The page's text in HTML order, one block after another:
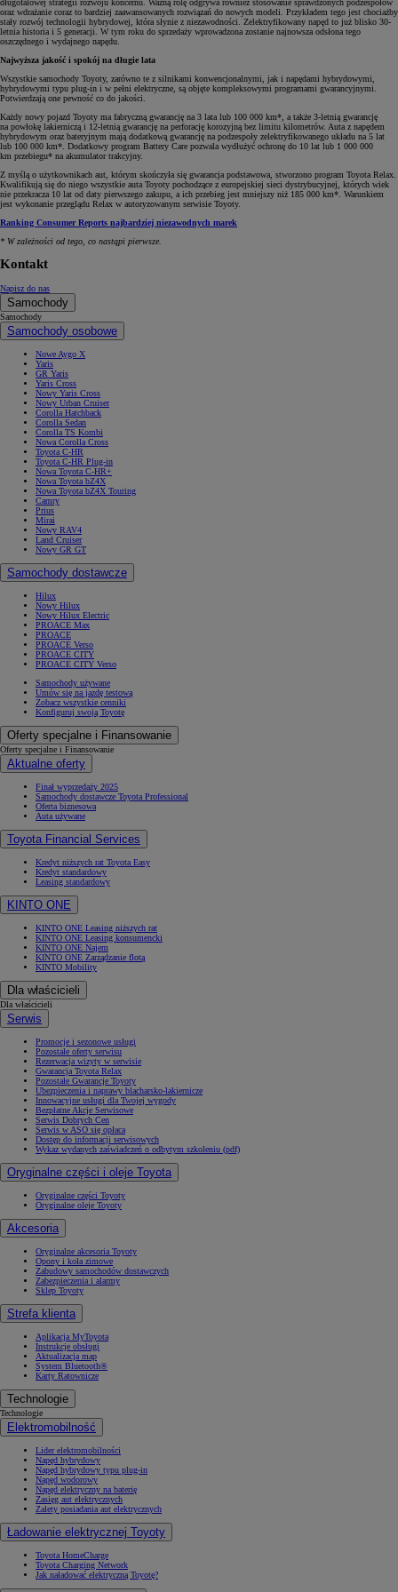
długofalowej strategii rozwoju koncernu. Ważną rolę odgrywa również stosowanie sprawdzonych podzespołów
oraz wdrażanie coraz to bardziej zaawansowanych rozwiązań do nowych modeli. Przykładem tego jest chociażby
stały rozwój technologii hybrydowej, która słynie z niezawodności. Zelektryfikowany napęd to już blisko 30-
letnia historia i 5 generacji. W tym roku do sprzedaży wprowadzona zostanie najnowsza odsłona tego
oszczędnego i wydajnego napędu.
Najwyższa jakość i spokój na długie lata
Wszystkie samochody Toyoty, zarówno te z silnikami konwencjonalnymi, jak i napędami hybrydowymi,
hybrydowymi typu plug-in i w pełni elektryczne, są objęte kompleksowymi programami gwarancyjnymi.
Potwierdzają one pewność co do jakości.
Każdy nowy pojazd Toyoty ma fabryczną gwarancję na 3 lata lub 100 000 km*, a także 3-letnią gwarancję
na powłokę lakierniczą i 12-letnią gwarancję na perforację korozyjną bez limitu kilometrów. Auta z napędem
hybrydowym oraz bateryjnym mają dodatkową gwarancję na podzespoły zelektryfikowanego układu na 5 lat
lub 100 000 km*. Dodatkowy program Battery Care pozwala wydłużyć ochronę do 10 lat lub 1 000 000
km przebiegu* na akumulator trakcyjny.
Z myślą o użytkownikach aut, którym skończyła się gwarancja podstawowa, stworzono program Toyota Relax.
Kwalifikują się do niego wszystkie auta Toyoty pochodzące z europejskiej sieci dystrybucyjnej, których wiek
nie przekracza 10 lat od daty pierwszego zakupu, a ich przebieg jest mniejszy niż 185 000 km*. Warunkiem
jest wykonanie przeglądu Relax w autoryzowanym serwisie Toyoty.
Ranking Consumer Reports najbardziej niezawodnych marek
* W zależności od tego, co nastąpi pierwsze.
Kontakt
Napisz do nas
Samochody
Samochody
Samochody osobowe
Nowe Aygo X
Yaris
GR Yaris
Yaris Cross
Nowy Yaris Cross
Nowy Urban Cruiser
Corolla Hatchback
Corolla Sedan
Corolla TS Kombi
Nowa Corolla Cross
Toyota C-HR
Toyota C-HR Plug-in
Nowa Toyota C-HR+
Nowa Toyota bZ4X
Nowa Toyota bZ4X Touring
Camry
Prius
Mirai
Nowy RAV4
Land Cruiser
Nowy GR GT
Samochody dostawcze
Hilux
Nowy Hilux
Nowy Hilux Electric
PROACE Max
PROACE
PROACE Verso
PROACE CITY
PROACE CITY Verso
Samochody używane
Umów się na jazdę testową
Zobacz wszystkie cenniki
Konfiguruj swoją Toyotę
Oferty specjalne i Finansowanie
Oferty specjalne i Finansowanie
Aktualne oferty
Finał wyprzedaży 2025
Samochody dostawcze Toyota Professional
Oferta biznesowa
Auta używane
Toyota Financial Services
Kredyt niższych rat Toyota Easy
Kredyt standardowy
Leasing standardowy
KINTO ONE
KINTO ONE Leasing niższych rat
KINTO ONE Leasing konsumencki
KINTO ONE Najem
KINTO ONE Zarządzanie flotą
KINTO Mobility
Dla właścicieli
Dla właścicieli
Serwis
Promocje i sezonowe usługi
Pozostałe oferty serwisu
Rezerwacja wizyty w serwisie
Gwarancja Toyota Relax
Pozostałe Gwarancje Toyoty
Ubezpieczenia i naprawy blacharsko-lakiernicze
Innowacyjne usługi dla Twojej wygody
Bezpłatne Akcje Serwisowe
Serwis Dobrych Cen
Serwis w ASO się opłaca
Dostęp do informacji serwisowych
Wykaz wydanych zaświadczeń o odbytym szkoleniu (pdf)
Oryginalne części i oleje Toyota
Oryginalne części Toyoty
Oryginalne oleje Toyoty
Akcesoria
Oryginalne akcesoria Toyoty
Opony i koła zimowe
Zabudowy samochodów dostawczych
Zabezpieczenia i alarmy
Sklep Toyoty
Strefa klienta
Aplikacja MyToyota
Instrukcje obsługi
Aktualizacja map
System Bluetooth®
Karty Ratownicze
Technologie
Technologie
Elektromobilność
Lider elektromobilności
Napęd hybrydowy
Napęd hybrydowy typu plug-in
Napęd wodorowy
Napęd elektryczny na baterię
Zasięg aut elektrycznych
Zalety posiadania aut elektrycznych
Ładowanie elektrycznej Toyoty
Toyota HomeCharge
Toyota Charging Network
Jak naładować elektryczną Toyotę?